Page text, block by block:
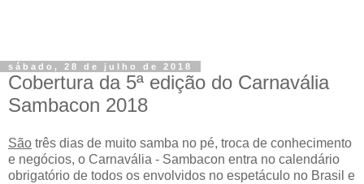
sábado, 28 de julho de 2018
Cobertura da 5ª edição do Carnavália
Sambacon 2018
São três dias de muito samba no pé, troca de conhecimento
e negócios, o Carnavália - Sambacon entra no calendário
obrigatório de todos os envolvidos no espetáculo no Brasil e